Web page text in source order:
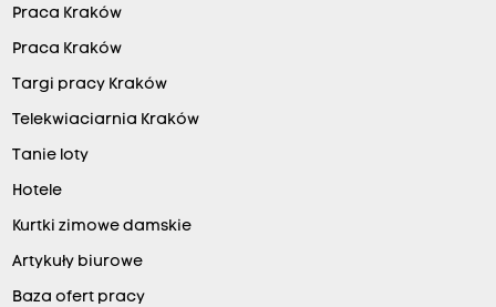
Praca Kraków
Praca Kraków
Targi pracy Kraków
Telekwiaciarnia Kraków
Tanie loty
Hotele
Kurtki zimowe damskie
Artykuły biurowe
Baza ofert pracy